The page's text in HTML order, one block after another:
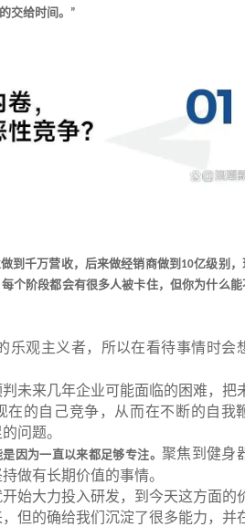
交给时间。
”
到千万营收，后来做经销商做到 10亿级别，
个阶段都会有很多人被卡住，但你为什么能
乐观主义者，所以在看待事情时会
未来几年企业可能面临的困难，把
在的自己竞争，从而在不断的自我
问题。
因为一直以来都足够专注。 聚焦到健身
做有长期价值的事情。
始大力投入研发，到今天这方面的
但的确给我们沉淀了很多能力，并